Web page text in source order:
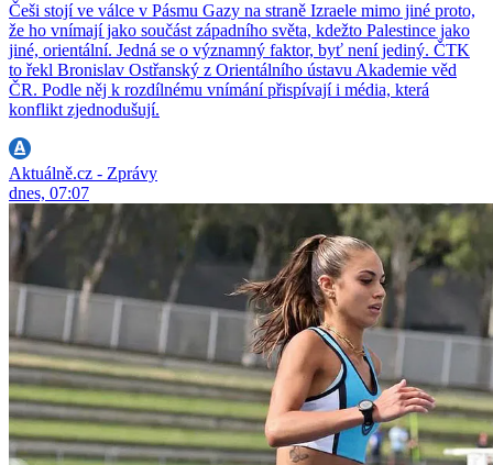
Češi stojí ve válce v Pásmu Gazy na straně Izraele mimo jiné proto,
že ho vnímají jako součást západního světa, kdežto Palestince jako
jiné, orientální. Jedná se o významný faktor, byť není jediný. ČTK
to řekl Bronislav Ostřanský z Orientálního ústavu Akademie věd
ČR. Podle něj k rozdílnému vnímání přispívají i média, která
konflikt zjednodušují.
Aktuálně.cz - Zprávy
dnes, 07:07